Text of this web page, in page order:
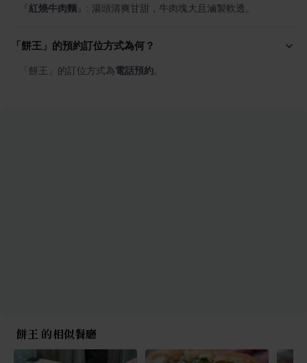
紅燒牛肉麵 : 湯頭清爽甘甜，牛肉塊大且滷製軟透。
「餅王」的預約訂位方式為何？
「餅王」的訂位方式為電話預約
餅王 的相似餐廳